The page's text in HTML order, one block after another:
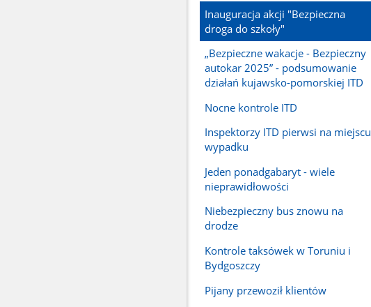
Inauguracja akcji "Bezpieczna
droga do szkoły"
„Bezpieczne wakacje - Bezpieczny
autokar 2025” - podsumowanie
działań kujawsko-pomorskiej ITD
Nocne kontrole ITD
Inspektorzy ITD pierwsi na miejscu
wypadku
Jeden ponadgabaryt - wiele
nieprawidłowości
Niebezpieczny bus znowu na
drodze
Kontrole taksówek w Toruniu i
Bydgoszczy
Pijany przewoził klientów